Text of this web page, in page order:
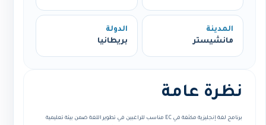
المدينة
مانشيستر
الدولة
بريطانيا
نظرة عامة
برنامج لغة إنجليزية مكثفة في EC مناسب للراغبين في تطوير اللغة ضمن بيئة تعليمية